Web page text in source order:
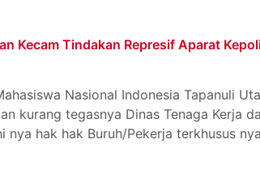
Kecam Tindakan Represif Aparat
Nasional Indonesia Tapanuli
kurang tegasnya Dinas Tenaga Kerja
nya hak hak Buruh/Pekerja terkhusus